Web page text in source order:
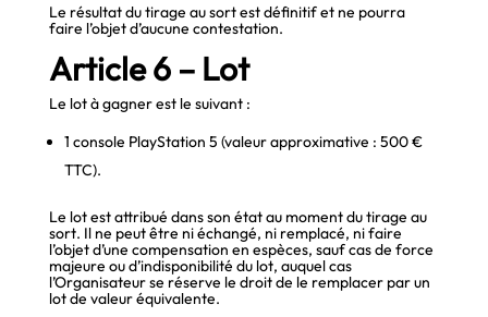
Le résultat du tirage au sort est définitif et ne pourra
faire l’objet d’aucune contestation.
Article 6 – Lot
Le lot à gagner est le suivant :
1 console PlayStation 5 (valeur approximative : 500 €
TTC).
Le lot est attribué dans son état au moment du tirage au
sort. Il ne peut être ni échangé, ni remplacé, ni faire
l’objet d’une compensation en espèces, sauf cas de force
majeure ou d’indisponibilité du lot, auquel cas
l’Organisateur se réserve le droit de le remplacer par un
lot de valeur équivalente.